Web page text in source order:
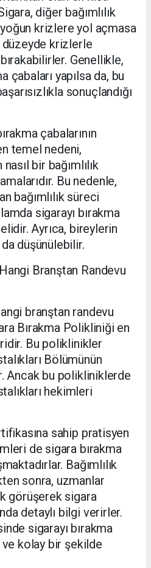
diğer bağımlılık
krizlere yol açmasa
düzeyde krizlerle
Genellikle,
çabaları yapılsa da, bu
sonuçlandığı
çabalarının
temel nedeni,
nasıl bir bağımlılık
Bu nedenle,
bağımlılık süreci
sigarayı bırakma
Ayrıca, bireylerin
düşünülebilir.
Branştan Randevu
branştan randevu
Bırakma Polikliniği en
Bu poliklinikler
Bölümünün
Ancak bu polikliniklerde
hekimleri
sahip pratisyen
de sigara bırakma
Bağımlılık
sonra, uzmanlar
görüşerek sigara
detaylı bilgi verirler.
sigarayı bırakma
kolay bir şekilde